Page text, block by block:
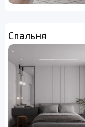
Спальня